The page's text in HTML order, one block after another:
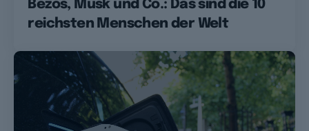
Bezos, Musk und Co.: Das sind die 10
reichsten Menschen der Welt